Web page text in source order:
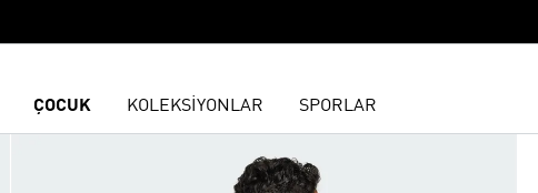
ÇOCUK KOLEKSİYONLAR SPORLAR